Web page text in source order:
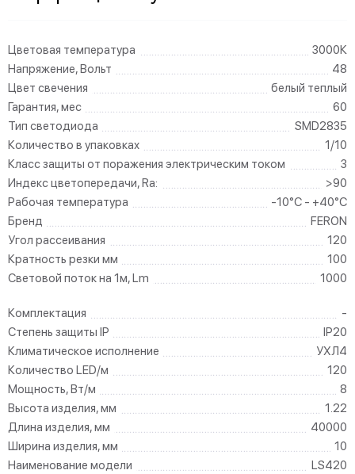
Цветовая температура
3000К
Напряжение, Вольт
48
Цвет свечения
белый теплый
Гарантия, мес
60
Тип светодиода
SMD2835
Количество в упаковках
1/10
Класс защиты от поражения электрическим током
3
Индекс цветопередачи, Ra:
>90
Рабочая температура
-10°C - +40°C
Бренд
FERON
Угол рассеивания
120
Кратность резки мм
100
Световой поток на 1м, Lm
1000
Комплектация
-
Степень защиты IP
IP20
Климатическое исполнение
УХЛ4
Количество LED/м
120
Мощность, Вт/м
8
Высота изделия, мм
1.22
Длина изделия, мм
40000
Ширина изделия, мм
10
Наименование модели
LS420